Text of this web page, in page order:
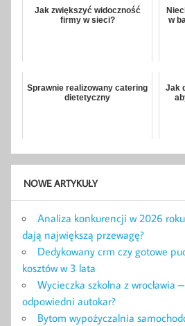
Jak zwiększyć widoczność
firmy w sieci?
w
Sprawnie realizowany catering
dietetyczny
Jak
NOWE ARTYKUŁY
Analiza konkurencji w 2026
dają największą przewagę?
Dedykowany crm czy gotowe
kosztów w 3 lata
Wycieczka szkolna z wrocławia
odpowiedni autokar?
Bytom wypożyczalnia